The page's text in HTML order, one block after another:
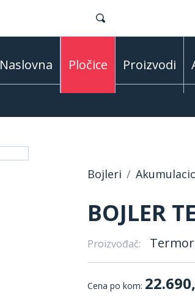
Naslovna Pločice Proizvodi
Bojleri
BOJLER
Proizvođač:
Cena po kom: 22.690,